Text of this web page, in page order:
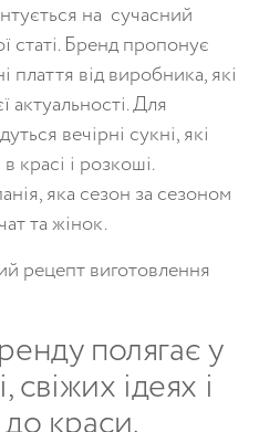
на сучасний
статі. Бренд пропонує
плаття від виробника, які
актуальності. Для
вечірні сукні, які
красі і розкоші.
яка сезон за сезоном
та жінок.
рецепт виготовлення
полягає у
свіжих ідеях і